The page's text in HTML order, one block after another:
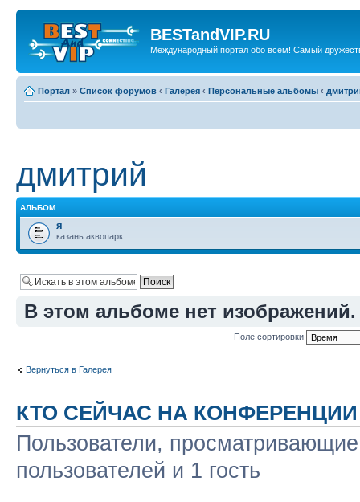
BESTandVIP.RU
Международный портал обо всём! Самый
Портал » Список форумов ‹ Галерея ‹ Персональные альбомы ‹
дмитрий
АЛЬБОМ
я
казань аквопарк
В этом альбоме нет изображений.
Поле сортировки
Вернуться в Галерея
КТО СЕЙЧАС НА КОНФЕРЕНЦИИ
Пользователи,
пользователей и 1 гость